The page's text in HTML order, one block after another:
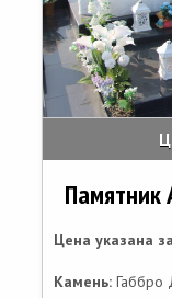
Памятник
Цена указана
Камень: Габбро